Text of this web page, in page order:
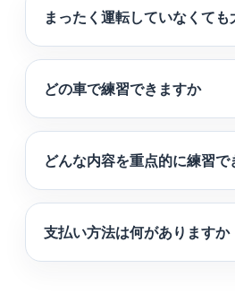
まったく運転していなくて
どの車で練習できますか
どんな内容を重点的に練習で
支払い方法は何がありますか